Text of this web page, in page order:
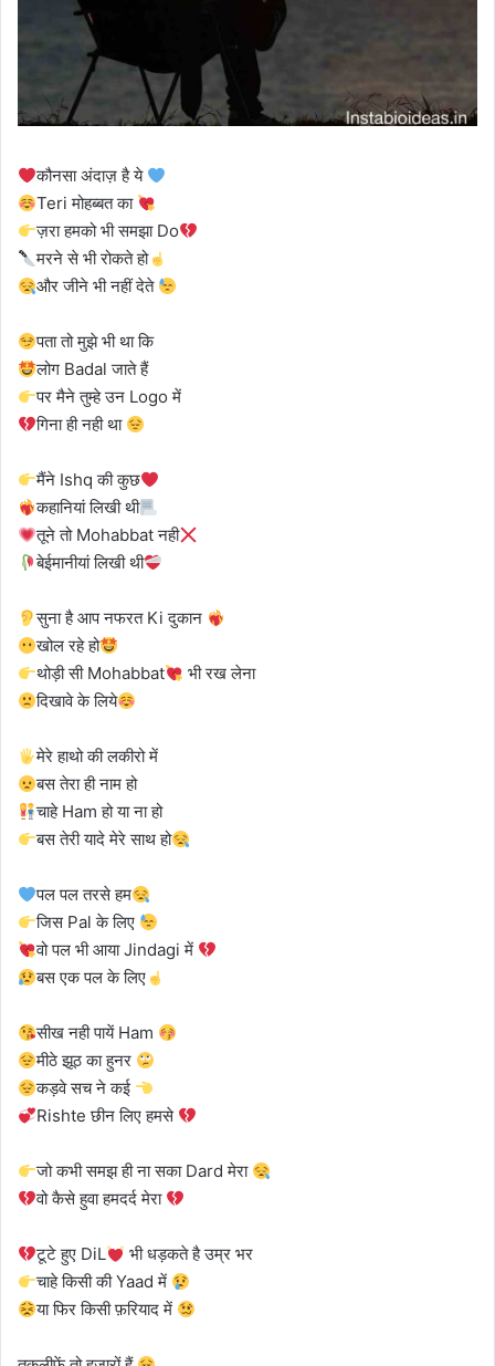
कौनसा अंदाज़ है ये
Teri मोहब्बत का
ज़रा हमको भी समझा Do
मरने से भी रोकते हो
और जीने भी नहीं देते
पता तो मुझे भी था कि
लोग Badal जाते हैं
पर मैने तुम्हे उन Logo में
गिना ही नही था
मैंने Ishq की कुछ
कहानियां लिखी थी
तूने तो Mohabbat नही
बेईमानीयां लिखी थी
सुना है आप नफरत Ki दुकान
खोल रहे हो
थोड़ी सी Mohabbat
भी रख लेना
दिखावे के लिये
मेरे हाथो की लकीरो में
बस तेरा ही नाम हो
चाहे Ham हो या ना हो
बस तेरी यादे मेरे साथ हो
पल पल तरसे हम
जिस Pal के लिए
वो पल भी आया Jindagi में
बस एक पल के लिए
सीख नही पायें Ham
मीठे झूठ का हुनर
कड़वे सच ने कई
Rishte छीन लिए हमसे
जो कभी समझ ही ना सका Dard मेरा
वो कैसे हुवा हमदर्द मेरा
टूटे हुए DiL
भी धड़कते है उम्र भर
चाहे किसी की Yaad में
या फिर किसी फ़रियाद में